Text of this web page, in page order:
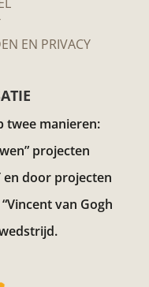
EN PRIVACY
twee manieren:
projecten
en door projecten
van Gogh